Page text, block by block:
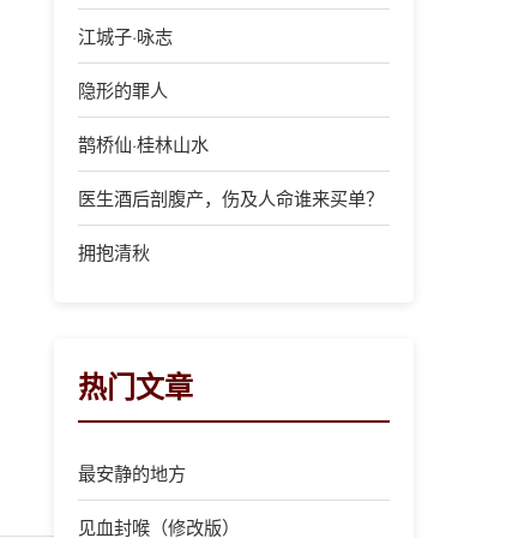
江城子·咏志
隐形的罪人
鹊桥仙·桂林山水
医生酒后剖腹产，伤及人命谁来买单？
拥抱清秋
热门文章
最安静的地方
见血封喉（修改版）